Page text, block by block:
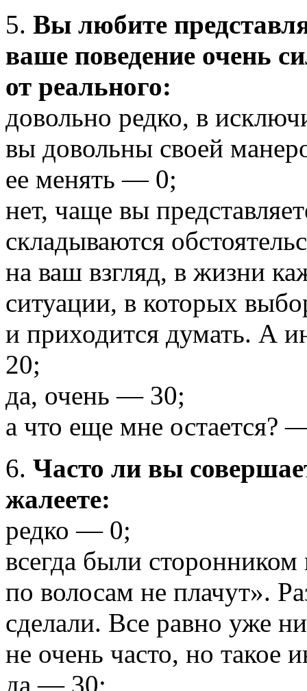
5. Вы любите
ваше поведение очень
от реального:
довольно редко, в
вы довольны своей
ее менять — 0;
нет, чаще вы
складываются
на ваш взгляд, в жизни
ситуации, в которых
и приходится думать. А
20;
да, очень — 30;
а что еще мне остается?
6. Часто ли вы
жалеете:
редко — 0;
всегда были
по волосам не плачут».
сделали. Все равно уже
не очень часто, но такое
да — 30;